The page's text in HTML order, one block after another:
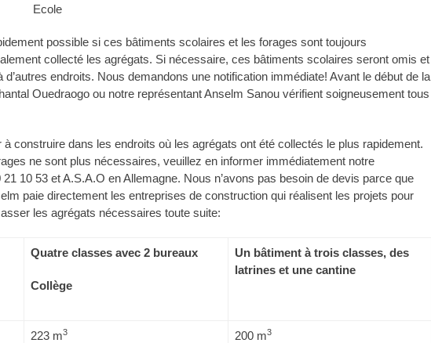
Ecole
possible si ces bâtiments scolaires et les forages sont toujours
collecté les agrégats. Si nécessaire, ces bâtiments scolaires seront omis et
endroits. Nous demandons une notification immédiate! Avant le début de la
Ouedraogo ou notre représentant Anselm Sanou vérifient soigneusement tous
construire dans les endroits où les agrégats ont été collectés le plus rapidement.
ne sont plus nécessaires, veuillez en informer immédiatement notre
10 53 et A.S.A.O en Allemagne. Nous n’avons pas besoin de devis parce que
paie directement les entreprises de construction qui réalisent les projets pour
les agrégats nécessaires toute suite:
Quatre classes avec 2 bureaux
Collège
Un bâtiment à trois classes, des
latrines et une cantine
223 m3 200 m3